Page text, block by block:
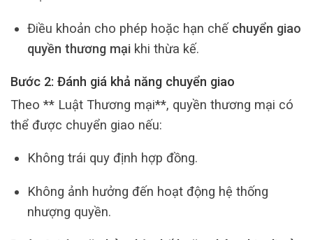
Điều khoản cho phép hoặc hạn chế chuyển giao
quyền thương mạikhi thừa kế.
Bước 2: Đánh giá khả năng chuyển giao
Theo ** Luật Thương mại**, quyền thương mại có
thể được chuyển giao nếu:
Không trái quy định hợp đồng.
Không ảnh hưởng đến hoạt động hệ thống
nhượng quyền.